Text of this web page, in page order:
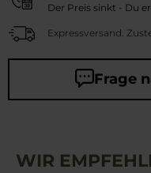
Der Preis sinkt - Du
Expressversand.
Frage
WIR